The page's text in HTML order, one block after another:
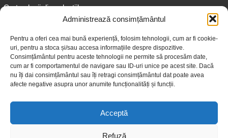
Administrează consimțământul
Pentru a oferi cea mai bună experiență, folosim tehnologii, cum ar fi cookie-
uri, pentru a stoca și/sau accesa informațiile despre dispozitive.
Consimțământul pentru aceste tehnologii ne permite să procesăm date,
cum ar fi comportamentul de navigare sau ID-uri unice pe acest site. Dacă
nu îți dai consimțământul sau îți retragi consimțământul dat poate avea
afecte negative asupra unor anumite funcționalități și funcții.
Acceptă
Refuză
Cartea lunii din colecțiile
Informații pentru adolescenți
Informații pentru adulți
Informații pentru seniori